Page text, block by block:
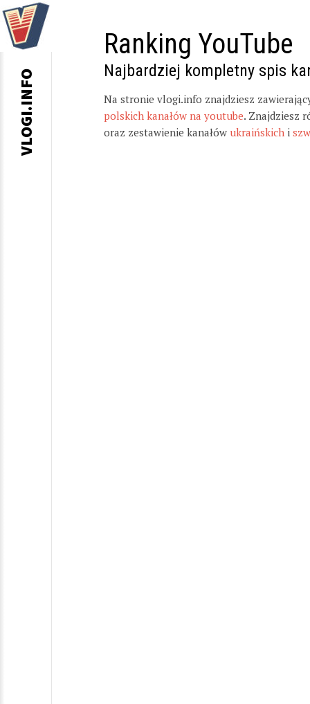
Ranking YouTube
Najbardziej kompletny spis
Na stronie vlogi.info znajdziesz
polskich kanałów na youtube. Znajdziesz
oraz zestawienie kanałów ukraińskich i
VLOGI.INFO